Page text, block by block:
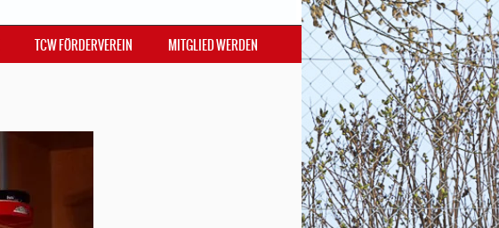
TCW FÖRDERVEREIN MITGLIED WERDEN